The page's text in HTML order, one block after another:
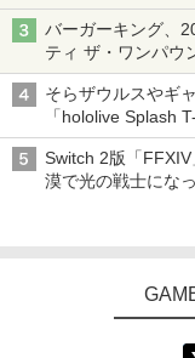
ニンテンドーeシ
バーガーキング、
ティ ザ・ワンパウ
「特製ガーリック
そらザウルスやギ
「hololive Splash
ライン販売開始
Switch 2版「
漠で光の戦士にな